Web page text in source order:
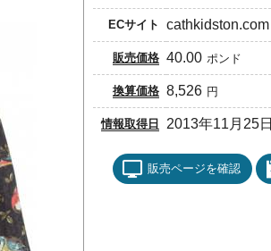
ECサイト cathkidston.com
販売価格 40.00 ポンド
換算価格 8,526 円
情報取得日 2013年11月25日
販売ページを確認